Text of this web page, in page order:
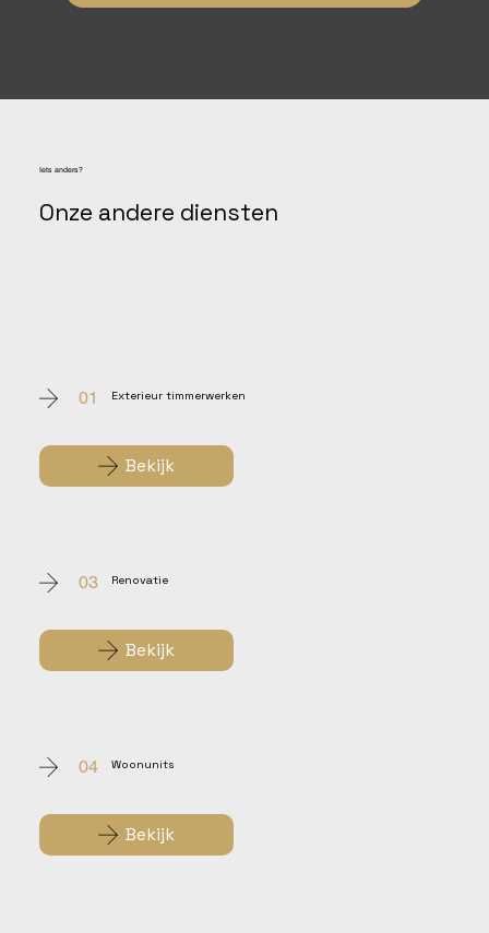
Iets anders?
Onze andere diensten
01 Exterieur timmerwerken
Bekijk
03 Renovatie
Bekijk
04 Woonunits
Bekijk